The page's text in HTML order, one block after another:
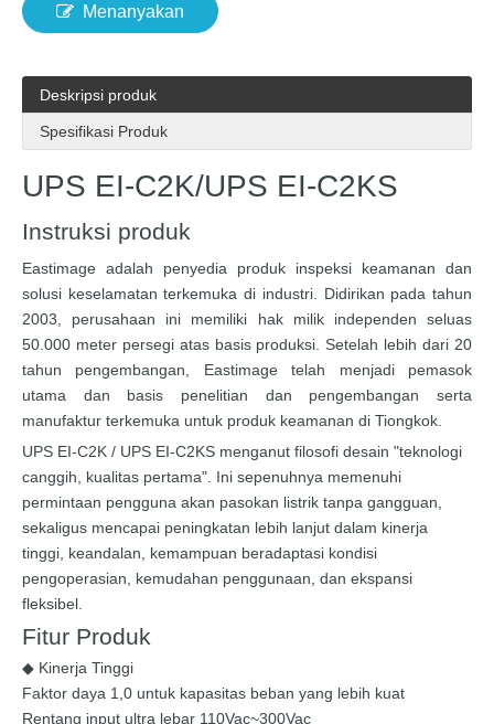
Menanyakan
Deskripsi produk
Spesifikasi Produk
UPS EI-C2K/UPS EI-C2KS
Instruksi produk
Eastimage adalah penyedia produk inspeksi keamanan dan
solusi keselamatan terkemuka di industri. Didirikan pada tahun
2003, perusahaan ini memiliki hak milik independen seluas
50.000 meter persegi atas basis produksi. Setelah lebih dari 20
tahun pengembangan, Eastimage telah menjadi pemasok
utama dan basis penelitian dan pengembangan serta
manufaktur terkemuka untuk produk keamanan di Tiongkok.
UPS EI-C2K / UPS EI-C2KS menganut filosofi desain "teknologi
canggih, kualitas pertama". Ini sepenuhnya memenuhi
permintaan pengguna akan pasokan listrik tanpa gangguan,
sekaligus mencapai peningkatan lebih lanjut dalam kinerja
tinggi, keandalan, kemampuan beradaptasi kondisi
pengoperasian, kemudahan penggunaan, dan ekspansi
fleksibel.
Fitur Produk
◆ Kinerja Tinggi
Faktor daya 1,0 untuk kapasitas beban yang lebih kuat
Rentang input ultra lebar 110Vac~300Vac